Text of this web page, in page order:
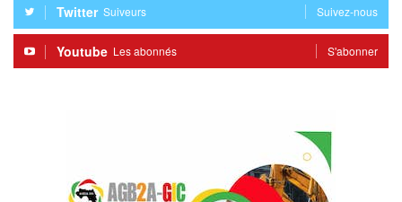
Twitter Suiveurs Suivez-nous
Youtube Les abonnés S'abonner